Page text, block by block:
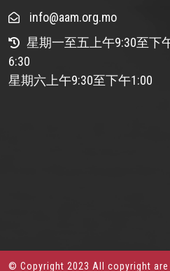
info@aam.org.mo
星期一至五上午9:30至下
6:30
星期六上午9:30至下午1:00
© Copyright 2023 All copyright are